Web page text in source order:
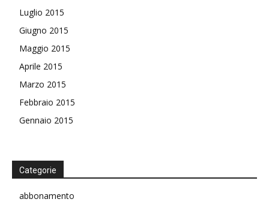
Luglio 2015
Giugno 2015
Maggio 2015
Aprile 2015
Marzo 2015
Febbraio 2015
Gennaio 2015
Categorie
abbonamento